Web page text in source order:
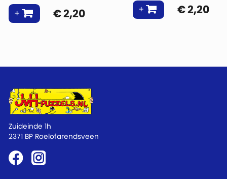
€2,20 €2,20
Zuideinde 1h
2371 BP Roelofarendsveen